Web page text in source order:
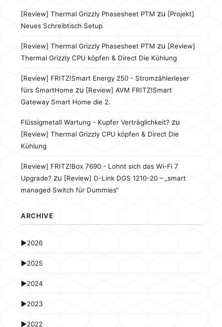
[Review] Thermal Grizzly Phasesheet PTM zu [Projekt]
Neues Schreibtisch Setup
[Review] Thermal Grizzly Phasesheet PTM zu [Review]
Thermal Grizzly CPU köpfen & Direct Die Kühlung
[Review] FRITZ!Smart Energy 250 - Stromzählerleser
fürs SmartHome zu [Review] AVM FRITZ!Smart
Gateway Smart Home die 2.
Flüssigmetall Wartung - Kupfer Verträglichkeit? zu
[Review] Thermal Grizzly CPU köpfen & Direct Die
Kühlung
[Review] FRITZ!Box 7690 - Lohnt sich das Wi-Fi 7
Upgrade? zu [Review] D-Link DGS 1210-20 – „smart
managed Switch für Dummies“
ARCHIVE
►2026
►2025
►2024
►2023
►2022